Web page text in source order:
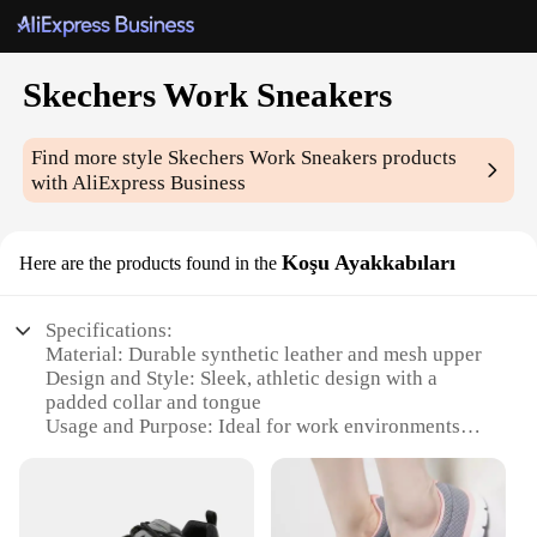
Skechers Work Sneakers
Find more style Skechers Work Sneakers products
with AliExpress Business
Here are the products found in the Koşu Ayakkabıları
Specifications:
Material: Durable synthetic leather and mesh upper
Design and Style: Sleek, athletic design with a
padded collar and tongue
Usage and Purpose: Ideal for work environments
Performance and Property: Slip-resistant outsole
Shape or Size or Weight or Quantity: Available in a